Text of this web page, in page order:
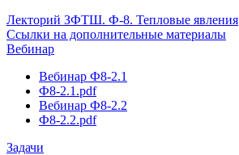
Лекторий ЗФТШ. Ф-8. Тепловые явления
Ссылки на дополнительные материалы
Вебинар
Вебинар Ф8-2.1
Ф8-2.1.pdf
Вебинар Ф8-2.2
Ф8-2.2.pdf
Задачи